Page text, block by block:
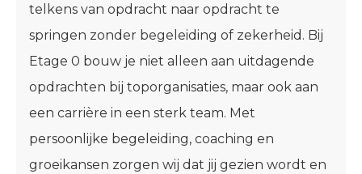
telkens van opdracht naar opdracht te
springen zonder begeleiding of zekerheid. Bij
Etage 0 bouw je niet alleen aan uitdagende
opdrachten bij toporganisaties, maar ook aan
een carrière in een sterk team. Met
persoonlijke begeleiding, coaching en
groeikansen zorgen wij dat jij gezien wordt en